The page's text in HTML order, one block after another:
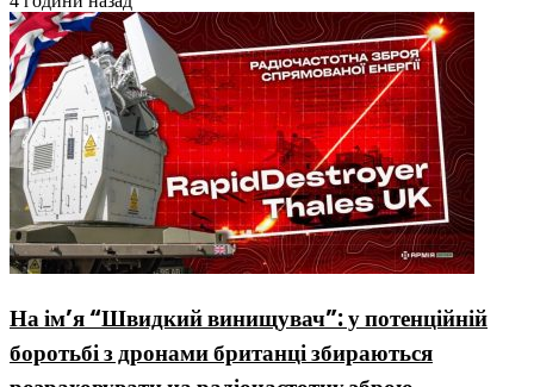
На ім’я “Швидкий винищувач”: у потенційній
боротьбі з дронами британці збираються